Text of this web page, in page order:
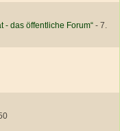
- das öffentliche Forum“ - 7.